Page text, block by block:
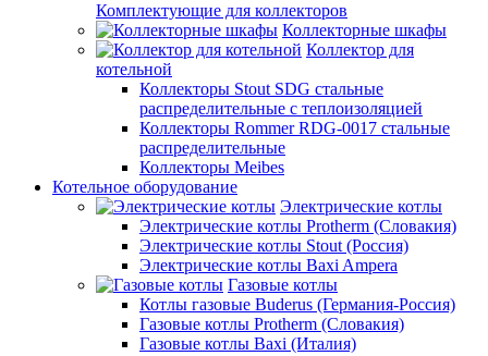
Комплектующие для коллекторов
Коллекторные шкафы
Коллектор для
котельной
Коллекторы Stout SDG стальные
распределительные с теплоизоляцией
Коллекторы Rommer RDG-0017 стальные
распределительные
Коллекторы Meibes
Котельное оборудование
Электрические котлы
Электрические котлы Protherm (Словакия)
Электрические котлы Stout (Россия)
Электрические котлы Baxi Ampera
Газовые котлы
Котлы газовые Buderus (Германия-Россия)
Газовые котлы Protherm (Словакия)
Газовые котлы Baxi (Италия)